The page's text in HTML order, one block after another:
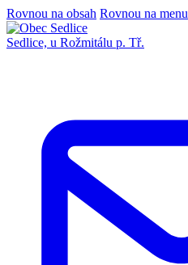
Rovnou na obsah Rovnou na menu
Sedlice, u Rožmitálu p. Tř.